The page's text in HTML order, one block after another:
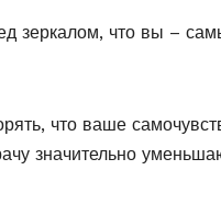
зеркалом, что вы –
что ваше
значительно